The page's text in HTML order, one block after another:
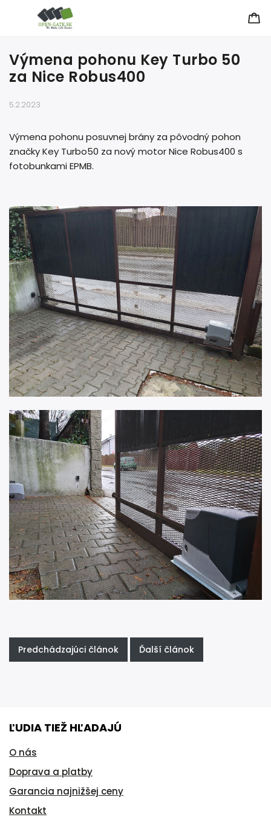
Výmena pohonu Key Turbo 50
za Nice Robus400
5.2.2023
Výmena pohonu posuvnej brány za pôvodný pohon
značky Key Turbo50 za nový motor Nice Robus400 s
fotobunkami EPMB.
Predchádzajúci článok Ďalší článok
ĽUDIA TIEŽ HĽADAJÚ
O nás
Doprava a platby
Garancia najnižšej ceny
Kontakt